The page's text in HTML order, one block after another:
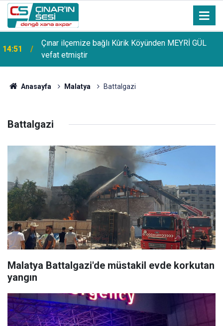
14:51
Çınar ilçemize bağlı Kûrik Köyünden MEYRİ GÜL
vefat etmiştir
Anasayfa Malatya Battalgazi
Battalgazi
Malatya Battalgazi'de müstakil evde korkutan
yangın